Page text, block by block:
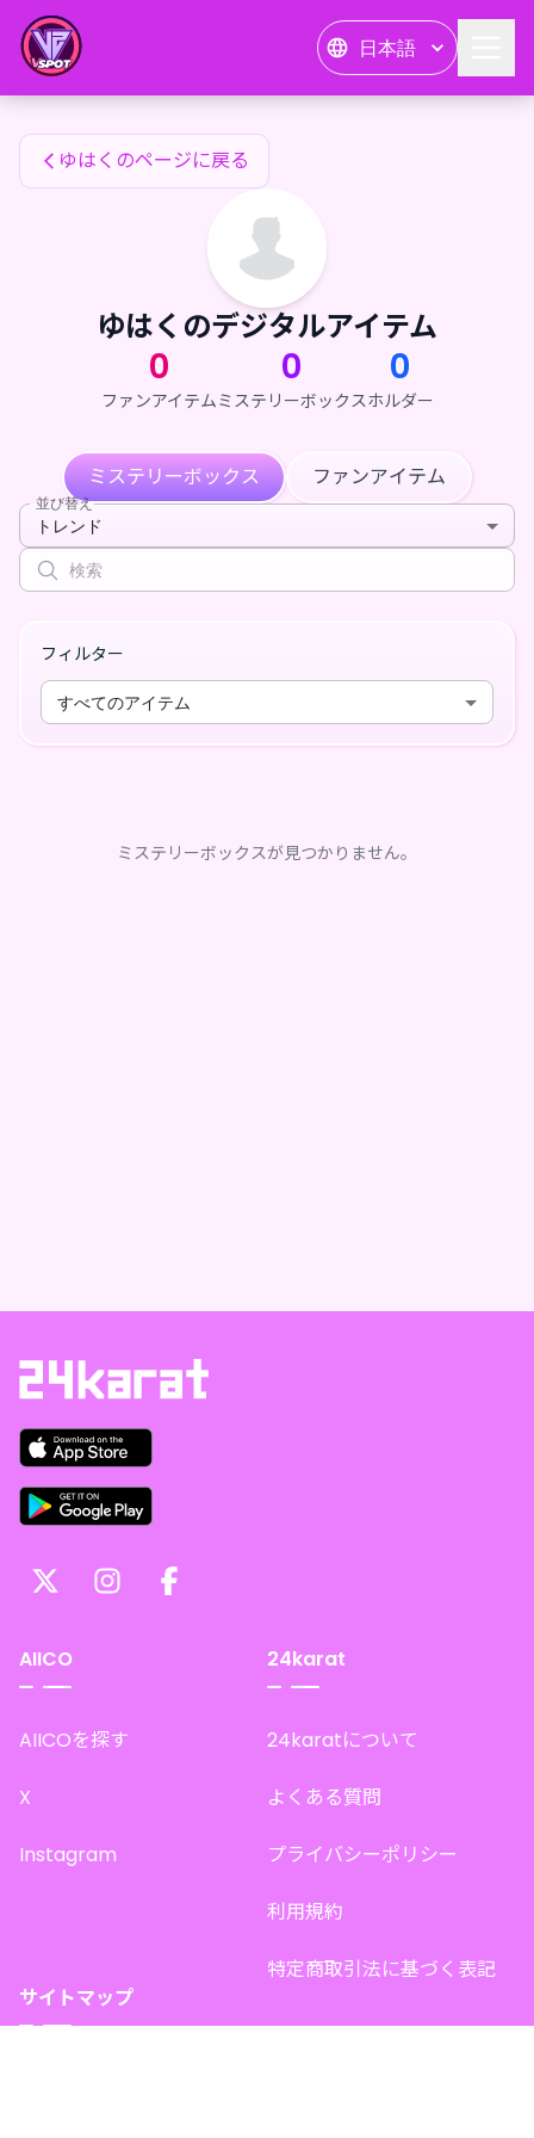
日本語
ゆはくのファンアイテム
ゆはくのページに戻る
ゆはくのデジタルアイテム
0
ファンアイテム
0
ミステリーボックス
0
ホルダー
ミステリーボックス ファンアイテム
並び替え
トレンド
フィルター
すべてのアイテム
ミステリーボックスが見つかりません。
AIICO
AIICOを探す
X
Instagram
24karat
24karatについて
よくある質問
プライバシーポリシー
利用規約
特定商取引法に基づく表記
サイトマップ
ゆはくのファンアイテム — 24karat